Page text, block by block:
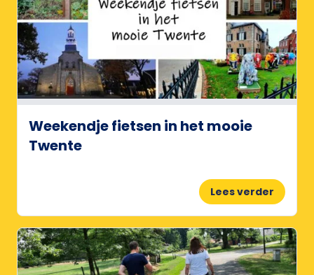
Weekendje fietsen in het mooie
Twente
Lees verder